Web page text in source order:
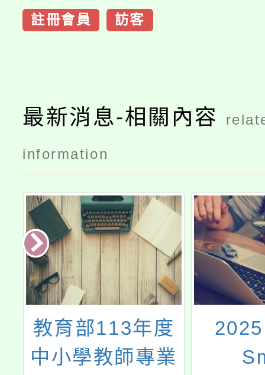
註冊會員 訪客
最新消息-相關內容
information
教育部113年度
中小學教師專業